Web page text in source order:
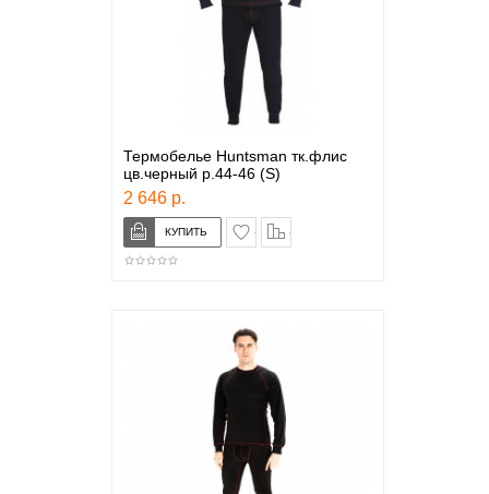
Термобелье Huntsman тк.флис
цв.черный р.44-46 (S)
2 646 р.
в закладки